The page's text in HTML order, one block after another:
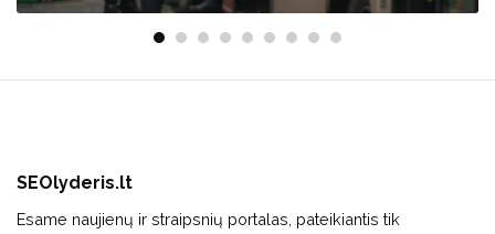
SEOlyderis.lt
Esame naujienų ir straipsnių portalas, pateikiantis tik